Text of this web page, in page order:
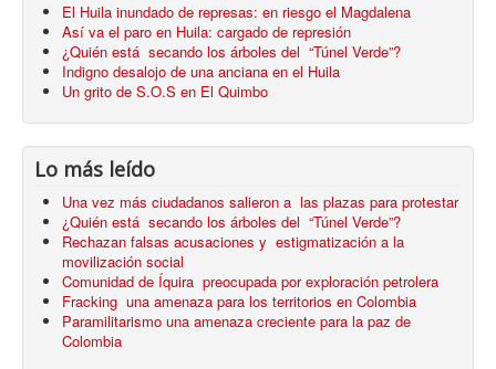
El Huila inundado de represas: en riesgo el Magdalena
Así va el paro en Huila: cargado de represión
¿Quién está secando los árboles del “Túnel Verde”?
Indigno desalojo de una anciana en el Huila
Un grito de S.O.S en El Quimbo
Lo más leído
Una vez más ciudadanos salieron a las plazas para protestar
¿Quién está secando los árboles del “Túnel Verde”?
Rechazan falsas acusaciones y estigmatización a la
movilización social
Comunidad de Íquira preocupada por exploración petrolera
Fracking una amenaza para los territorios en Colombia
Paramilitarismo una amenaza creciente para la paz de
Colombia